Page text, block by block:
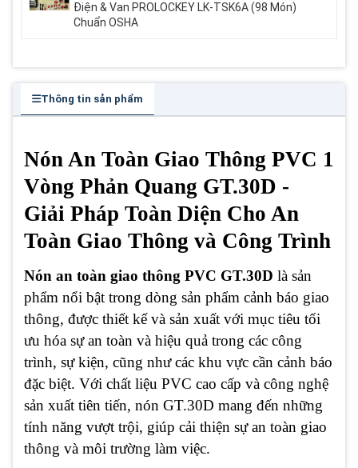
Điện & Van PROLOCKEY LK-TSK6A (98 Món)
Chuẩn OSHA
Thông tin sản phẩm
Nón An Toàn Giao Thông PVC 1
Vòng Phản Quang GT.30D -
Giải Pháp Toàn Diện Cho An
Toàn Giao Thông và Công Trình
Nón an toàn giao thông PVC GT.30D là sản
phẩm nổi bật trong dòng sản phẩm cảnh báo giao
thông, được thiết kế và sản xuất với mục tiêu tối
ưu hóa sự an toàn và hiệu quả trong các công
trình, sự kiện, cũng như các khu vực cần cảnh báo
đặc biệt. Với chất liệu PVC cao cấp và công nghệ
sản xuất tiên tiến, nón GT.30D mang đến những
tính năng vượt trội, giúp cải thiện sự an toàn giao
thông và môi trường làm việc.